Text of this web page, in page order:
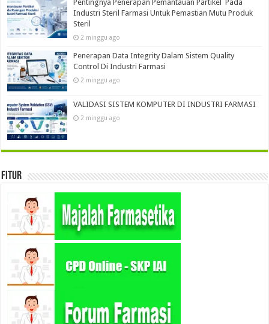
Pentingnya Penerapan Pemantauan Partikel Pada
Industri Steril Farmasi Untuk Pemastian Mutu Produk
Steril
2 minggu ago
Penerapan Data Integrity Dalam Sistem Quality
Control Di Industri Farmasi
2 minggu ago
VALIDASI SISTEM KOMPUTER DI INDUSTRI FARMASI
2 minggu ago
Fitur